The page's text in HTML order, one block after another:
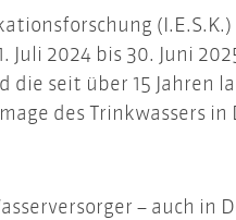
(I.E.S.K.)
2024 bis 30. Juni
seit über 15 Jahren
des Trinkwassers in
– auch in